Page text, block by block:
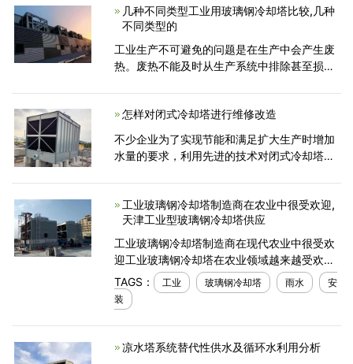
几种不同类型工业用玻璃钢冷却塔比较,几种
不同类型的
工业生产不可避免的问题是在生产中会产生废
热。废热不能及时从生产系统中排除甚至损坏
面就为大家介
怎样对闭式冷却塔进行维修改造
不少企业为了实现节能和满足扩大生产时增加
水量的要求，利用先进的技术对闭式冷却塔进
位填料表面积要
工业玻璃钢冷却塔制造商在农业中很受欢迎,
天津工业型玻璃钢冷却塔供应
工业玻璃钢冷却塔制造商在现代农业中很受欢
迎工业玻璃钢冷却塔在农业领域越来越受欢
迎。工业玻璃钢冷却塔在农业中发挥着越来越
重要的作用。工业玻璃钢冷却塔不仅有益于农
产品保
TAGS： 工业 玻璃钢冷却塔 雨水
安
装
凉水塔系统替代性供水及循环水利用分析